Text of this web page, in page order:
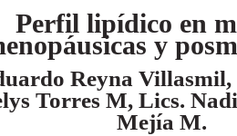
Perfil lipídico en
y
Reyna
Torres M, Lics.
Mejía M.